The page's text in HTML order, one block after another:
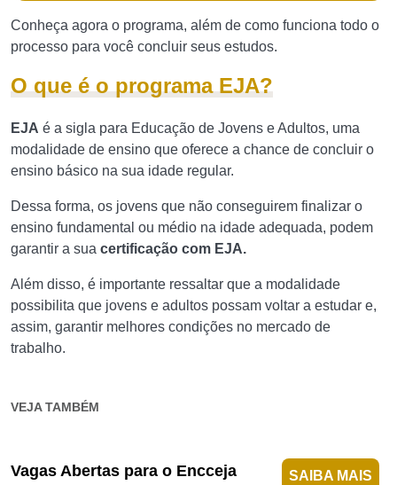
Conheça agora o programa, além de como funciona todo o
processo para você concluir seus estudos.
O que é o programa EJA?
EJA é a sigla para Educação de Jovens e Adultos, uma
modalidade de ensino que oferece a chance de concluir o
ensino básico na sua idade regular.
Dessa forma, os jovens que não conseguirem finalizar o
ensino fundamental ou médio na idade adequada, podem
garantir a sua certificação com EJA.
Além disso, é importante ressaltar que a modalidade
possibilita que jovens e adultos possam voltar a estudar e,
assim, garantir melhores condições no mercado de
trabalho.
VEJA TAMBÉM
Vagas Abertas para o Encceja
SAIBA MAIS